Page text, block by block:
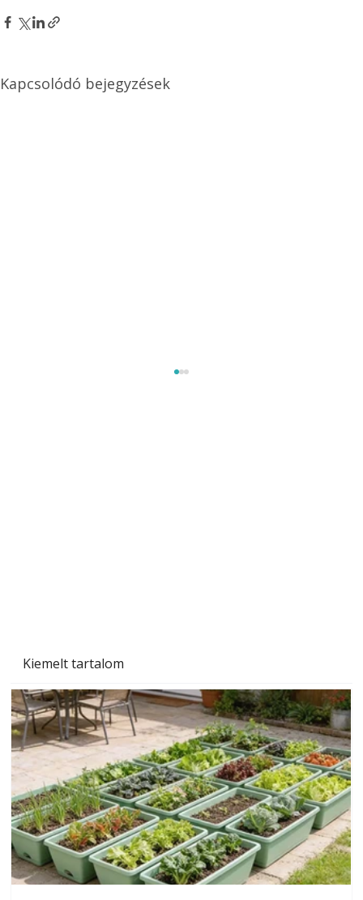
Kiemelt tartalom
Kapcsolódó bejegyzések